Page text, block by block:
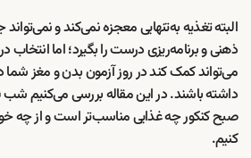
البته تغذیه به‌تنهایی معجزه نمی‌کند و
ذهنی و برنامه‌ریزی درست را بگیرد؛ اما
می‌تواند کمک کند در روز آزمون بدن و مغز شما
داشته باشند. در این مقاله بررسی می‌کنیم شب
صبح کنکور چه غذایی مناسب‌تر است و از چه
کنیم.